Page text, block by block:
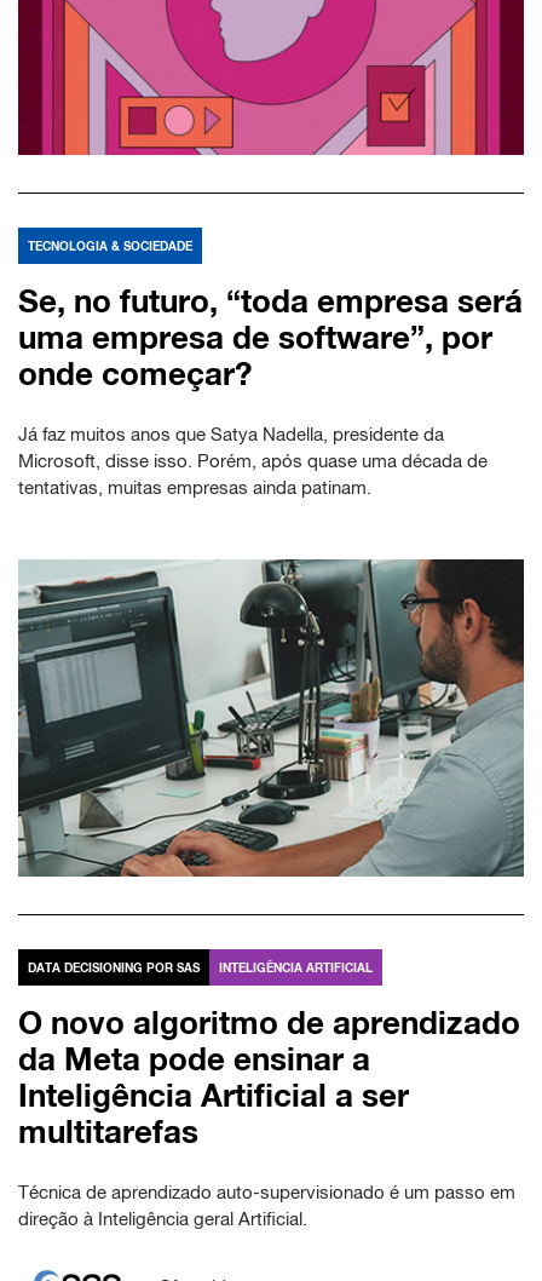
TECNOLOGIA & SOCIEDADE
Se, no futuro, “toda empresa será
uma empresa de software”, por
onde começar?
Já faz muitos anos que Satya Nadella, presidente da
Microsoft, disse isso. Porém, após quase uma década de
tentativas, muitas empresas ainda patinam.
DATA DECISIONING POR SAS INTELIGÊNCIA ARTIFICIAL
O novo algoritmo de aprendizado
da Meta pode ensinar a
Inteligência Artificial a ser
multitarefas
Técnica de aprendizado auto-supervisionado é um passo em
direção à Inteligência geral Artificial.